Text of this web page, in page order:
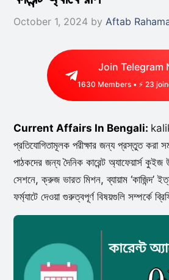
October 1, 2024 by Aftab
Join Telegram
1630 Members • ⚡ 46
Current Affairs In Bengali:
প্রতিযোগিতামূলক পরীক্ষার জন্য প্রস্তুত করা
পাঠকদের জন্য দৈনিক কারেন্ট অ্যাফেয়ার্স
সেশনে, ক্রুজ ভারত মিশন, ব্যায়াম ‘কাজিন্দ’
ফর্ম্যাটে দেওয়া গুরুত্বপূর্ণ বিষয়গুলি সম্পর্কে